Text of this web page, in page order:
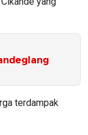
terdampak